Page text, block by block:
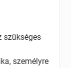
szükséges
személyre